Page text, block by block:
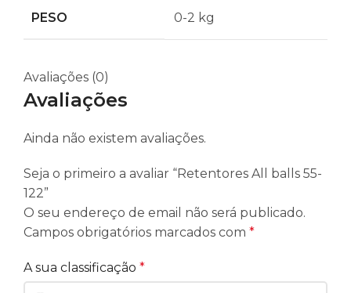
PESO
0-2 kg
Avaliações (0)
Avaliações
Ainda não existem avaliações.
Seja o primeiro a avaliar “Retentores All balls 55-
122”
O seu endereço de email não será publicado.
Campos obrigatórios marcados com *
A sua classificação *